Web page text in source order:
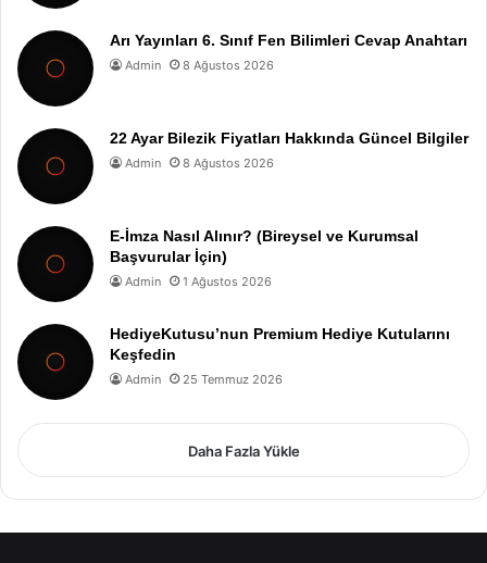
Arı Yayınları 6. Sınıf Fen Bilimleri Cevap Anahtarı
Admin 8 Ağustos 2026
22 Ayar Bilezik Fiyatları Hakkında Güncel Bilgiler
Admin 8 Ağustos 2026
E-İmza Nasıl Alınır? (Bireysel ve Kurumsal
Başvurular İçin)
Admin 1 Ağustos 2026
HediyeKutusu’nun Premium Hediye Kutularını
Keşfedin
Admin 25 Temmuz 2026
Daha Fazla Yükle